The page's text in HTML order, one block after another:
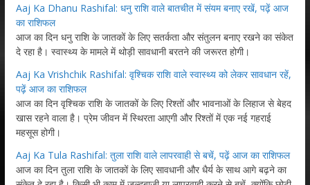
Aaj Ka Dhanu Rashifal: धनु राशि वाले बातचीत में संयम बनाए रखें, पढ़ें आज
का राशिफल
आज का दिन धनु राशि के जातकों के लिए सतर्कता और संतुलन बनाए रखने का संकेत
दे रहा है। स्वास्थ्य के मामले में थोड़ी सावधानी बरतने की जरूरत होगी।
Aaj Ka Vrishchik Rashifal: वृश्चिक राशि वाले स्वास्थ्य को लेकर सावधान रहें,
पढ़ें आज का राशिफल
आज का दिन वृश्चिक राशि के जातकों के लिए रिश्तों और भावनाओं के लिहाज से बेहद
खास रहने वाला है। प्रेम जीवन में स्थिरता आएगी और रिश्तों में एक नई गहराई
महसूस होगी।
Aaj Ka Tula Rashifal: तुला राशि वाले लापरवाही से बचें, पढ़ें आज का राशिफल
आज का दिन तुला राशि के जातकों के लिए सावधानी और धैर्य के साथ आगे बढ़ने का